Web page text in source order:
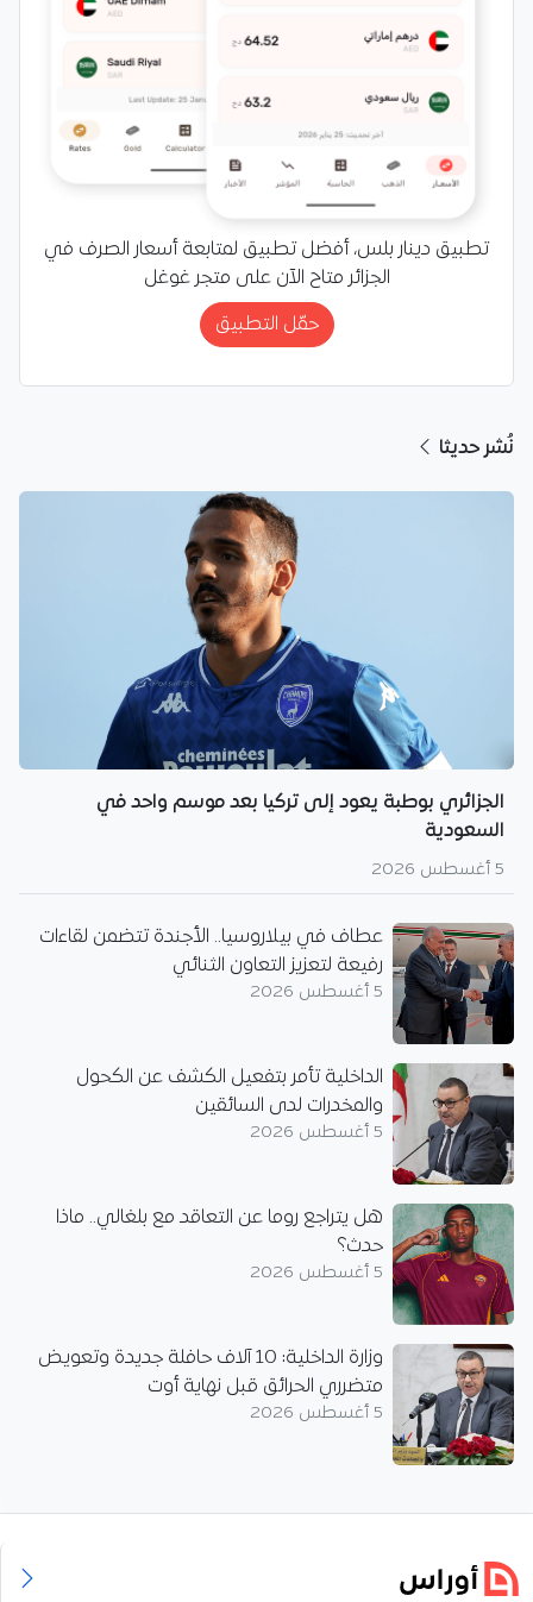
تطبيق دينار بلس، أفضل تطبيق لمتابعة أسعار الصرف في
الجزائر متاح الآن على متجر غوغل
حمّل التطبيق
نُشر حديثا
الجزائري بوطبة يعود إلى تركيا بعد موسم واحد في
السعودية
5 أغسطس 2026
عطاف في بيلاروسيا.. الأجندة تتضمن لقاءات
رفيعة لتعزيز التعاون الثنائي
5 أغسطس 2026
الداخلية تأمر بتفعيل الكشف عن الكحول
والمخدرات لدى السائقين
5 أغسطس 2026
هل يتراجع روما عن التعاقد مع بلغالي.. ماذا
حدث؟
5 أغسطس 2026
وزارة الداخلية: 10 آلاف حافلة جديدة وتعويض
متضرري الحرائق قبل نهاية أوت
5 أغسطس 2026